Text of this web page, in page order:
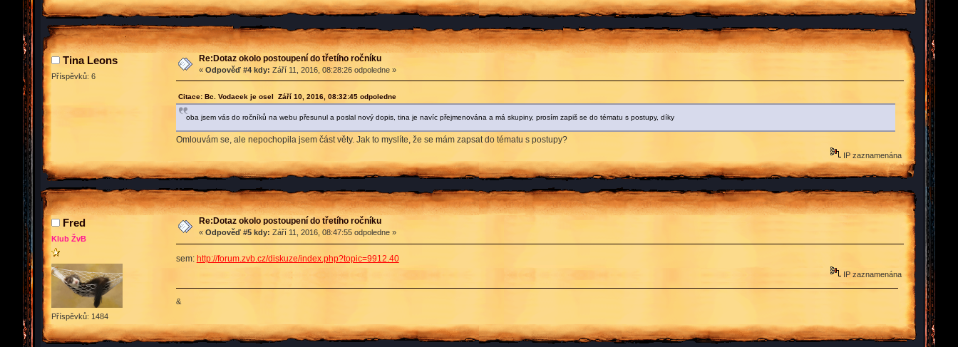
Tina Leons
Příspěvků: 6
Re:Dotaz okolo postoupení do třetího ročníku
« Odpověď #4 kdy: Září 11, 2016, 08:28:26 odpoledne »
Citace: Bc. Vodacek je osel Září 10, 2016, 08:32:45 odpoledne
oba jsem vás do ročníků na webu přesunul a poslal nový dopis, tina je navíc přejmenována a má skupiny, prosím zapiš se do tématu s postupy, díky
Omlouvám se, ale nepochopila jsem část věty. Jak to myslíte, že se mám zapsat do tématu s postupy?
IP zaznamenána
Fred
Klub ŽvB
Příspěvků: 1484
Re:Dotaz okolo postoupení do třetího ročníku
« Odpověď #5 kdy: Září 11, 2016, 08:47:55 odpoledne »
sem: http://forum.zvb.cz/diskuze/index.php?topic=9912.40
IP zaznamenána
&